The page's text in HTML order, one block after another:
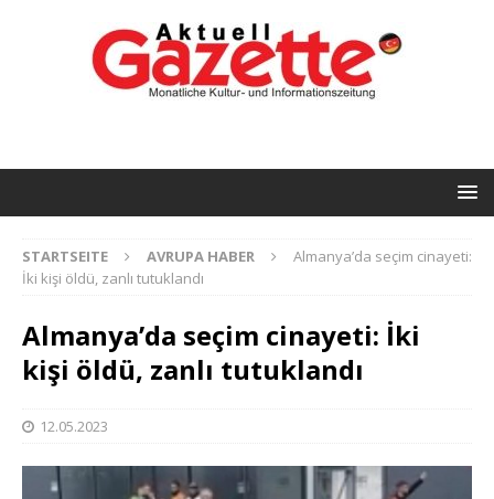
STARTSEITE AVRUPA HABER
Almanya’da seçim cinayeti:
İki kişi öldü, zanlı tutuklandı
Almanya’da seçim cinayeti: İki
kişi öldü, zanlı tutuklandı
12.05.2023